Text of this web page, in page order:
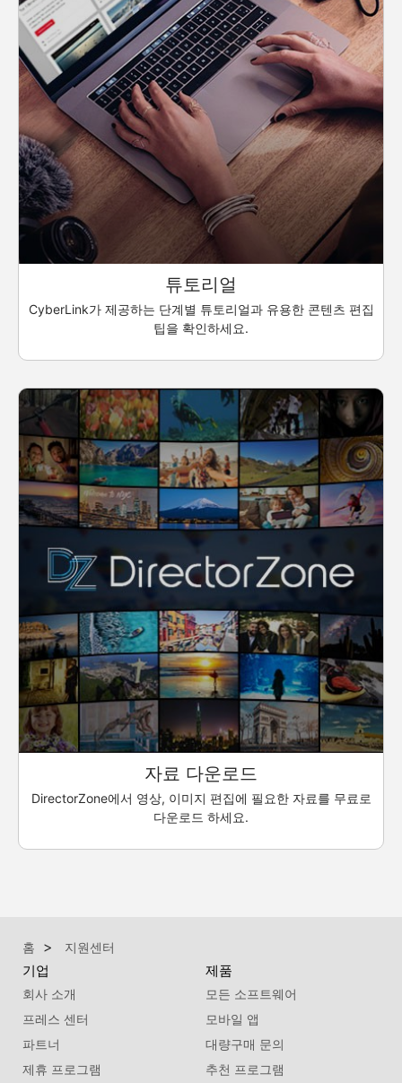
튜토리얼
CyberLink가 제공하는 단계별 튜토리얼과 유용한 콘텐츠 편집
팁을 확인하세요.
자료 다운로드
DirectorZone에서 영상, 이미지 편집에 필요한 자료를 무료로
다운로드 하세요.
홈 지원센터
기업
회사 소개
프레스 센터
파트너
제휴 프로그램
제품
모든 소프트웨어
모바일 앱
대량구매 문의
추천 프로그램